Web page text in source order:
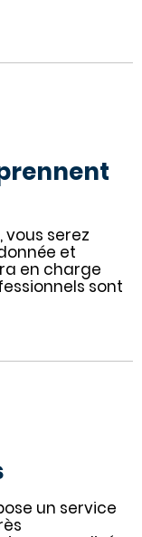
vous serez
et
en charge
sont
un service